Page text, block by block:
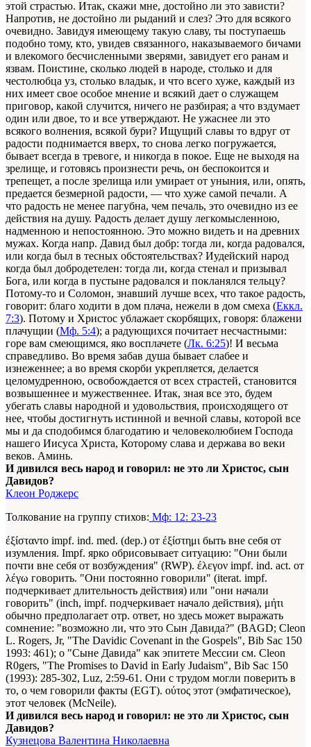
этой страстью. Итак, скажи мне, достойно ли это зависти?
Напротив, не достойно ли рыданий и слез? Это для всякого
очевидно. Завидуя имеющему такую славу, ты поступаешь
подобно тому, кто, увидев связанного, наказываемого бичами
и влекомого бесчисленными зверями, завидует его ранам и
язвам. Поистине, сколько людей в народе, столько и для
честолюбца уз, столько владык, и что всего хуже, каждый из
них имеет свое особое мнение и всякий дает о служащем
приговор, какой случится, ничего не разбирая; а что вздумает
один или двое, то и все утверждают. Не ужаснее ли это
всякого волнения, всякой бури? Ищущий славы то вдруг от
радости поднимается вверх, то снова легко погружается,
бывает всегда в тревоге, и никогда в покое. Еще не выходя на
зрелище, и готовясь произнести речь, он беспокоится и
трепещет, а после зрелища или умирает от уныния, или, опять,
предается безмерной радости, — что хуже самой печали. А
что радость не менее пагубна, чем печаль, это очевидно из ее
действия на душу. Радость делает душу легкомысленною,
надменною и непостоянною. Это можно видеть и на древних
мужах. Когда напр. Давид был добр: тогда ли, когда радовался,
или когда был в тесных обстоятельствах? Иудейский народ
когда был добродетелен: тогда ли, когда стенал и призывал
Бога, или когда в пустыне радовался и покланялся тельцу?
Потому-то и Соломон, знавший лучше всех, что такое радость,
говорит: благо ходити в дом плача, нежели в дом смеха (Еккл.
7:3). Потому и Христос ублажает скорбящих, говоря: блажени
плачущии (Мф. 5:4); а радующихся почитает несчастными:
горе вам смеющимся, яко восплачете (Лк. 6:25)! И весьма
справедливо. Во время забав душа бывает слабее и
изнеженнее; а во время скорби укрепляется, делается
целомудренною, освобождается от всех страстей, становится
возвышеннее и мужественнее. Итак, зная все это, будем
убегать славы народной и удовольствия, происходящего от
нее, чтобы достигнуть истинной и вечной славы, которой все
мы и да сподобимся благодатию и человеколюбием Господа
нашего Иисуса Христа, Которому слава и держава во веки
веков. Аминь.
И дивился весь народ и говорил: не это ли Христос, сын
Давидов?
Клеон Роджерс
Толкование на группу стихов: Мф: 12: 23-23
έξίσταντο impf. ind. med. (dep.) от έξίστημι быть вне себя от
изумления. Impf. ярко обрисовывает ситуацию: "Они были
почти вне себя от возбуждения" (RWP). έλεγον impf. ind. act. от
λέγω говорить. "Они постоянно говорили" (iterat. impf.
подчеркивает длительность действия) или "они начали
говорить" (inch, impf. подчеркивает начало действия), μήτι
обычно предполагает отр. ответ, но здесь может выражать
сомнение: "возможно ли, что это Сын Давида?" (BAGD; Cleon
L. Rogers, Jr, "The Davidic Covenant in the Gospels", Bib Sac 150
1993: 461); о "Сыне Давида" как эпитете Мессии см. Cleon
R0gers, "The Promises to David in Early Judaism", Bib Sac 150
(1993): 285-302, Luz, 2:59-61. Они с трудом могли поверить в
то, о чем говорили факты (EGT). ούτος этот (эмфатическое),
этот человек (McNeile).
И дивился весь народ и говорил: не это ли Христос, сын
Давидов?
Кузнецова Валентина Николаевна